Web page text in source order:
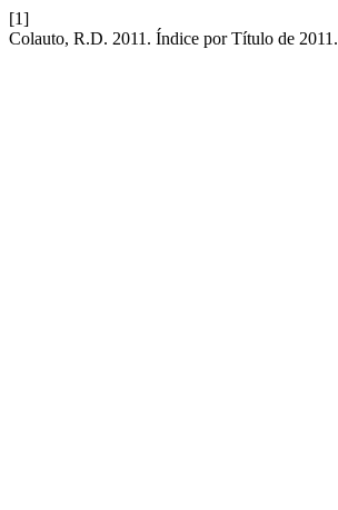
[1]
Colauto, R.D. 2011. Índice por Título de 2011.